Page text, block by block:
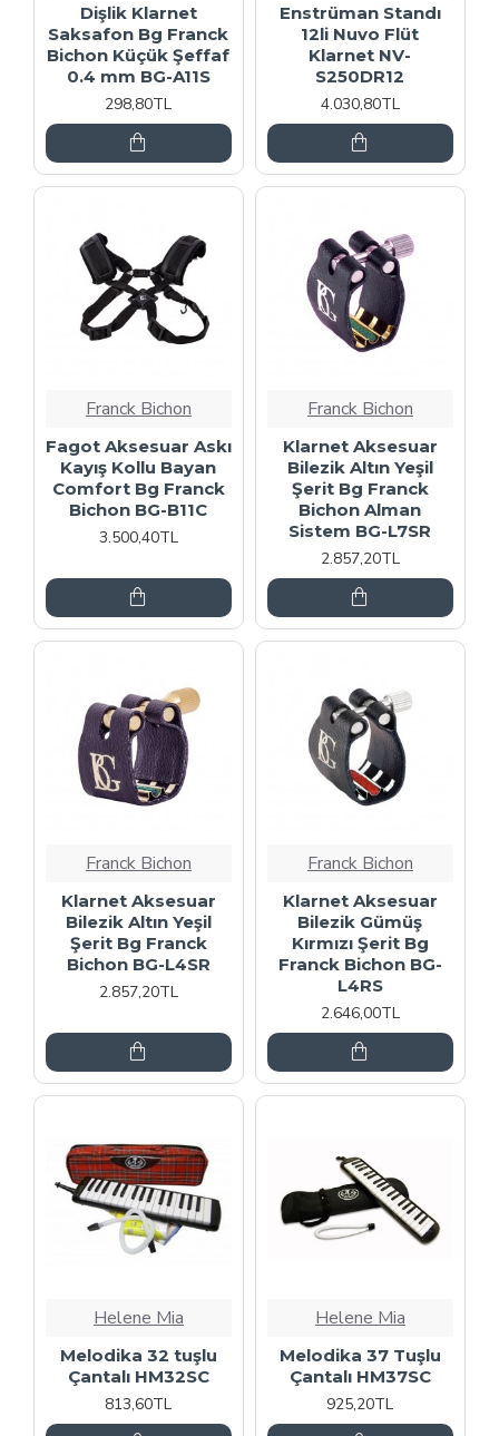
Dişlik Klarnet
Saksafon Bg Franck
Bichon Küçük Şeffaf
0.4 mm BG-A11S
298,80TL
Enstrüman Standı
12li Nuvo Flüt
Klarnet NV-
S250DR12
4.030,80TL
Franck Bichon
Fagot Aksesuar Askı
Kayış Kollu Bayan
Comfort Bg Franck
Bichon BG-B11C
3.500,40TL
Franck Bichon
Klarnet Aksesuar
Bilezik Altın Yeşil
Şerit Bg Franck
Bichon Alman
Sistem BG-L7SR
2.857,20TL
Franck Bichon
Klarnet Aksesuar
Bilezik Altın Yeşil
Şerit Bg Franck
Bichon BG-L4SR
2.857,20TL
Franck Bichon
Klarnet Aksesuar
Bilezik Gümüş
Kırmızı Şerit Bg
Franck Bichon BG-
L4RS
2.646,00TL
Helene Mia
Melodika 32 tuşlu
Çantalı HM32SC
813,60TL
Helene Mia
Melodika 37 Tuşlu
Çantalı HM37SC
925,20TL